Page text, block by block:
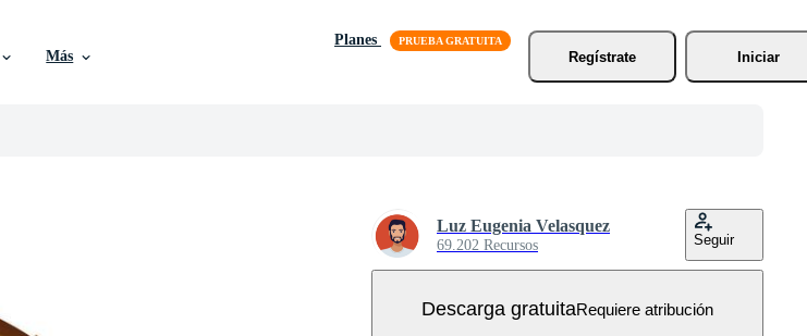
Más
Planes
Regístrate
Iniciar
Luz Eugenia Velasquez
69.202 Recursos Seguir
Descarga gratuitaRequiere atribución